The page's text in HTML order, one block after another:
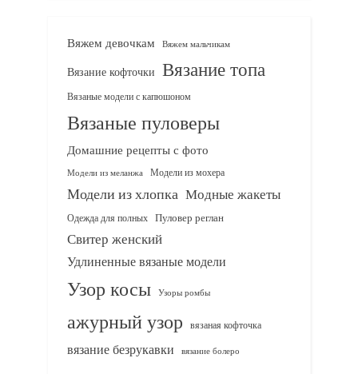
Вяжем девочкам Вяжем мальчикам
Вязание кофточки Вязание топа
Вязаные модели с капюшоном
Вязаные пуловеры
Домашние рецепты с фото
Модели из меланжа Модели из мохера
Модели из хлопка Модные жакеты
Одежда для полных Пуловер реглан
Свитер женский
Удлиненные вязаные модели
Узор косы Узоры ромбы
ажурный узор вязаная кофточка
вязание безрукавки вязание болеро